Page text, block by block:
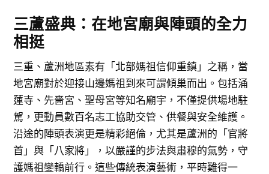
三蘆盛典：在地宮廟與陣頭的全力
相挺
三重、蘆洲地區素有「北部媽祖信仰重鎮」之稱，當
地宮廟對於迎接山邊媽祖到來可謂傾巢而出。包括涌
蓮寺、先嗇宮、聖母宮等知名廟宇，不僅提供場地駐
駕，更動員數百名志工協助交管、供餐與安全維護。
沿途的陣頭表演更是精彩絕倫，尤其是蘆洲的「官將
首」與「八家將」，以嚴謹的步法與肅穆的氣勢，守
護媽祖鑾轎前行。這些傳統表演藝術，平時難得一